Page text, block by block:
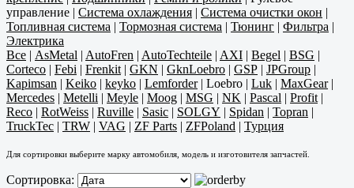
управление | Система охлаждения | Система очистки окон |
Топливная система | Тормозная система | Тюнинг | Фильтра |
Электрика
Все | AsMetal | AutoFren | AutoTechteile | AXI | Begel | BSG |
Corteco | Febi | Frenkit | GKN | GknLoebro | GSP | JPGroup |
Kapimsan | Keiko | keyko | Lemforder| Loebro | Luk | MaxGear|
Mercedes | Metelli | Meyle | Moog | MSG | NK | Pascal | Profit |
Reco | RotWeiss | Ruville | Sasic | SOLGY | Spidan | Topran |
TruckTec | TRW | VAG | ZF Parts | ZFPoland | Турция
Для сортировки выберите марку автомобиля, модель и изготовителя запчастей.
Сортировка: